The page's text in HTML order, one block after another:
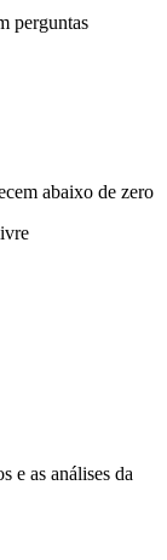
perguntas
abaixo de zero
e as análises da